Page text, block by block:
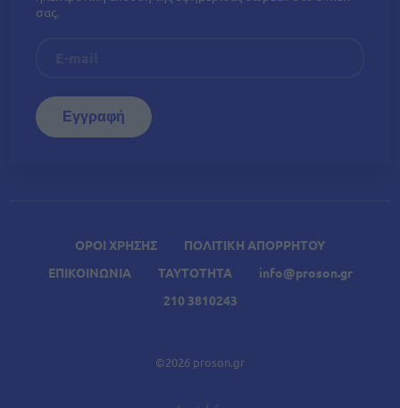
ΟΡΟΙ ΧΡΗΣΗΣ
ΠΟΛΙΤΙΚΗ ΑΠΟΡΡΗΤΟΥ
ΕΠΙΚΟΙΝΩΝΙΑ
ΤΑΥΤΟΤΗΤΑ
info@proson.gr
210 3810243
©2026 proson.gr
σας.